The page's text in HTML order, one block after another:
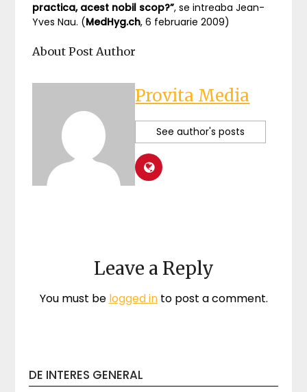
practica, acest nobil scop?”, se intreaba Jean-
Yves Nau. (MedHyg.ch, 6 februarie 2009)
About Post Author
Provita Media
See author's posts
Leave a Reply
You must be logged into post a comment.
DE INTERES GENERAL